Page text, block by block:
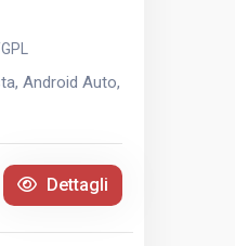
Android Auto,
Dettagli